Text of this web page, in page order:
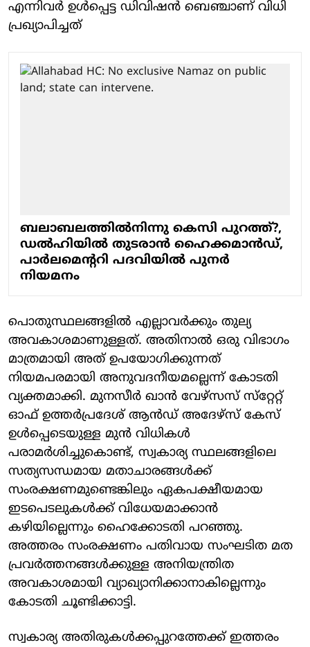
എന്നിവര്‍ ഉള്‍പ്പെട്ട ഡിവിഷന്‍ ബെഞ്ചാണ് വിധി
പ്രഖ്യാപിച്ചത്
ബലാബലത്തില്‍നിന്നു കെസി പുറത്ത്?,
ഡല്‍ഹിയില്‍ തുടരാന്‍ ഹൈക്കമാന്‍ഡ്,
പാര്‍ലമെന്‍ററി പദവിയില്‍ പുനര്‍
നിയമനം
പൊതുസ്ഥലങ്ങളില്‍ എല്ലാവര്‍ക്കും തുല്യ
അവകാശമാണുള്ളത്. അതിനാല്‍ ഒരു വിഭാഗം
മാത്രമായി അത് ഉപയോഗിക്കുന്നത്
നിയമപരമായി അനുവദനീയമല്ലെന്ന് കോടതി
വ്യക്തമാക്കി. മുനസീര്‍ ഖാന്‍ വേഴ്‌സസ് സ്‌റ്റേറ്റ്
ഓഫ് ഉത്തര്‍പ്രദേശ് ആന്‍ഡ് അദേഴ്‌സ് കേസ്
ഉള്‍പ്പെടെയുള്ള മുന്‍ വിധികള്‍
പരാമര്‍ശിച്ചുകൊണ്ട്, സ്വകാര്യ സ്ഥലങ്ങളിലെ
സത്യസന്ധമായ മതാചാരങ്ങള്‍ക്ക്
സംരക്ഷണമുണ്ടെങ്കിലും ഏകപക്ഷീയമായ
ഇടപെടലുകള്‍ക്ക് വിധേയമാക്കാന്‍
കഴിയില്ലെന്നും ഹൈക്കോടതി പറഞ്ഞു.
അത്തരം സംരക്ഷണം പതിവായ സംഘടിത മത
പ്രവര്‍ത്തനങ്ങള്‍ക്കുള്ള അനിയന്ത്രിത
അവകാശമായി വ്യാഖ്യാനിക്കാനാകില്ലെന്നും
കോടതി ചൂണ്ടിക്കാട്ടി.
സ്വകാര്യ അതിരുകള്‍ക്കപ്പുറത്തേക്ക് ഇത്തരം